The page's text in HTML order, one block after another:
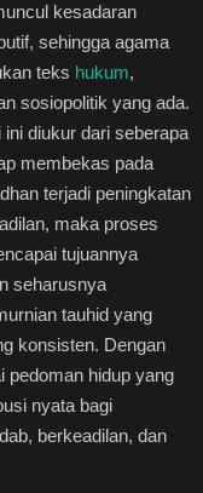
kesadaran
sehingga agama
teks hukum,
sosiopolitik yang ada.
diukur dari seberapa
membekas pada
terjadi peningkatan
maka proses
tujuannya
seharusnya
tauhid yang
konsisten. Dengan
pedoman hidup yang
nyata bagi
berkeadilan, dan